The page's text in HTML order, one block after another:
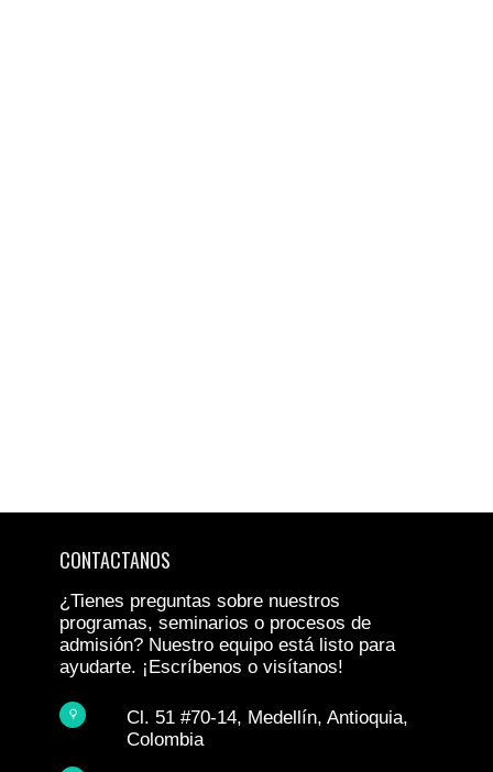
CONTACTANOS
¿Tienes preguntas sobre nuestros
programas, seminarios o procesos de
admisión? Nuestro equipo está listo para
ayudarte. ¡Escríbenos o visítanos!
Cl. 51 #70-14, Medellín, Antioquia,
Colombia